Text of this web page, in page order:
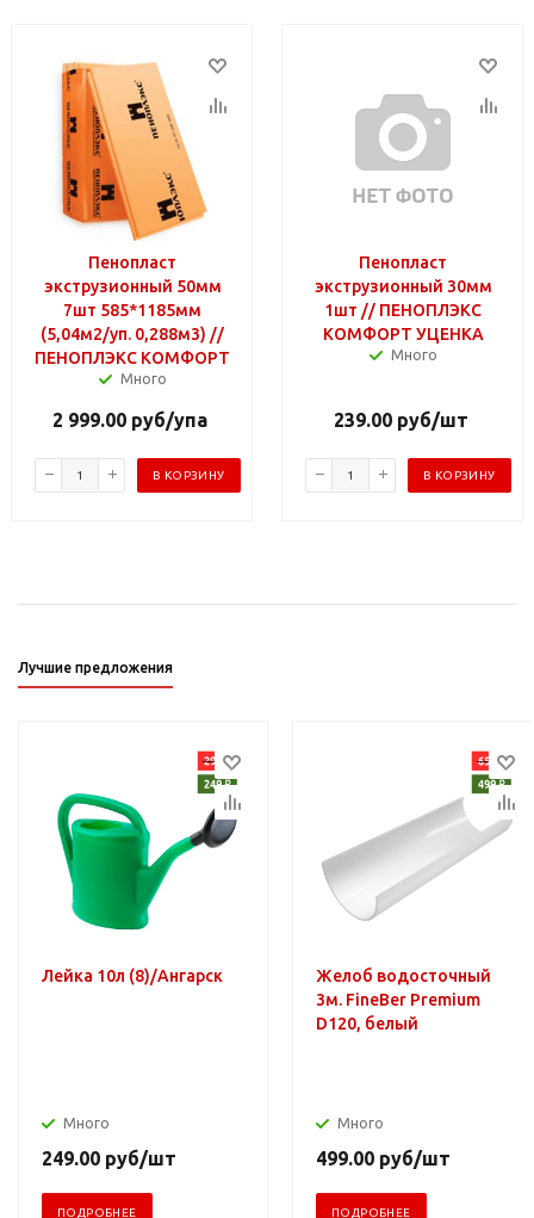
Пенопласт
экструзионный 50мм
7шт 585*1185мм
(5,04м2/уп. 0,288м3) //
ПЕНОПЛЭКС КОМФОРТ
Много
2 999.00 руб/упа
В КОРЗИНУ
Пенопласт
экструзионный 30мм
1шт // ПЕНОПЛЭКС
КОМФОРТ УЦЕНКА
Много
239.00руб/шт
В КОРЗИНУ
Лучшие предложения
Лейка 10л (8)/Ангарск
Много
249.00 руб/шт
ПОДРОБНЕЕ
Желоб водосточный
3м. FineBer Premium
D120, белый
Много
499.00 руб/шт
ПОДРОБНЕЕ